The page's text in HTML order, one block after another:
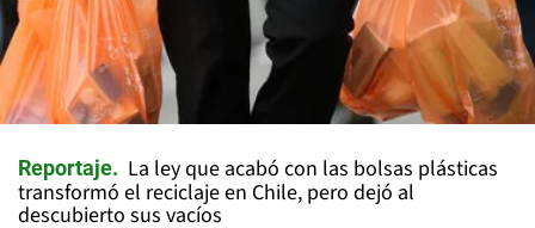
Reportaje
La ley que acabó con las bolsas plásticas
transformó el reciclaje en Chile, pero dejó al
descubierto sus vacíos